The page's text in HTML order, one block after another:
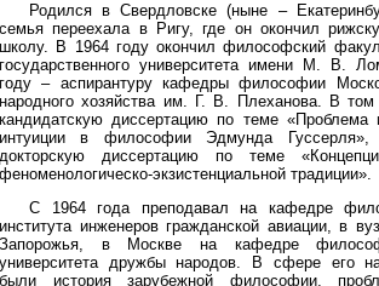
Родился в Свердловске (ныне –
семья переехала в Ригу, где он окончил
школу. В 1964 году окончил философский
государственного университета имени М. В.
году – аспирантуру кафедры философии
народного хозяйства им. Г. В. Плеханова. В
кандидатскую диссертацию по теме «Проблема
интуиции в философии Эдмунда
докторскую диссертацию по теме
феноменологическо-экзистенциальной традиции».
С 1964 года преподавал на кафедре
института инженеров гражданской авиации, в
Запорожья, в Москве на кафедре
университета дружбы народов. В сфере его
были история зарубежной философии,